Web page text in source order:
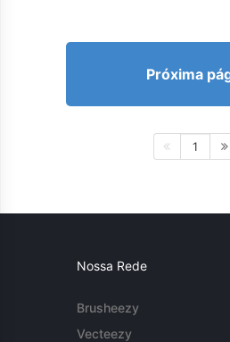
Próxima
1
Nossa Rede
Brusheezy
Vecteezy